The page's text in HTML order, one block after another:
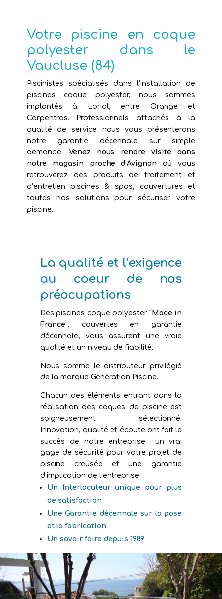
Votre piscine en coque
polyester dans le
Vaucluse (84)
Piscinistes spécialisés dans l’installation de
piscines coque polyester, nous sommes
implantés à Loriol, entre Orange et
Carpentras. Professionnels attachés à la
qualité de service nous vous présenterons
notre garantie décennale sur simple
demande.Venez nous rendre visite dans
notre magasin proche d’Avignonoù vous
retrouverez des produits de traitement et
d’entretien piscines & spas, couvertures et
toutes nos solutions pour sécuriser votre
piscine.
La qualité et l’exigence
au coeur de nos
préocupations
Des piscines coque polyester“Made in
France”, couvertes en garantie
décennale, vous assurent une vraie
qualité et un niveau de fiabilité.
Nous somme le distributeur privilégié
de la marque Génération Piscine.
Chacun des éléments entrant dans la
réalisation des coques de piscine est
soigneusement sélectionné.
Innovation, qualité et écoute ont fait le
succès de notre entreprise un vrai
gage de sécurité pour votre projet de
piscine creusée et une garantie
d’implication de l’entreprise.
Un Interlocuteur unique pour plus
de satisfaction
Une Garantie décennale sur la pose
et la fabrication
Un savoir faire depuis 1989